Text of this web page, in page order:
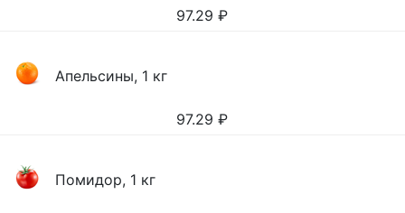
97.29 ₽
Апельсины, 1 кг
97.29 ₽
Помидор, 1 кг